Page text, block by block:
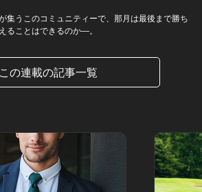
集うこのコミュニティーで、那月は最後まで勝ち
ることはできるのか―。
この連載の記事一覧